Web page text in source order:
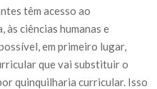
têm acesso ao
ciências humanas e
em primeiro lugar,
que vai substituir o
quinquilharia curricular. Isso